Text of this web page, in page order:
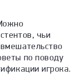
чьи
по поводу
игрока.